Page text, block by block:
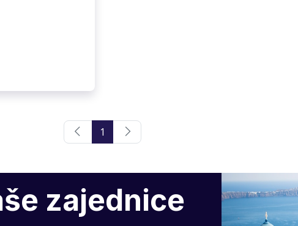
1
zajednice